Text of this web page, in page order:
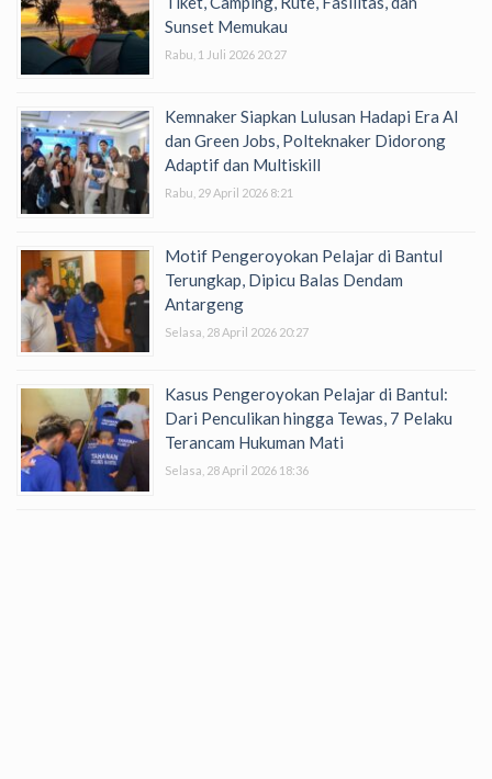
Sunset Memukau
Rabu, 1 Juli 2026 20:27
Kemnaker Siapkan Lulusan Hadapi Era AI
dan Green Jobs, Polteknaker Didorong
Adaptif dan Multiskill
Rabu, 29 April 2026 8:21
Motif Pengeroyokan Pelajar di Bantul
Terungkap, Dipicu Balas Dendam
Antargeng
Selasa, 28 April 2026 20:27
Kasus Pengeroyokan Pelajar di Bantul:
Dari Penculikan hingga Tewas, 7 Pelaku
Terancam Hukuman Mati
Selasa, 28 April 2026 18:36